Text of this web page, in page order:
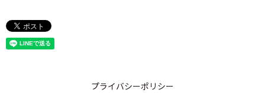
プライバシーポリシー